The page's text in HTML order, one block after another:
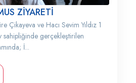
ZİYARETİ
Çikayeva ve Hacı Sevim Yıldız 1
sahipliğinde gerçekleştirilen
İ...